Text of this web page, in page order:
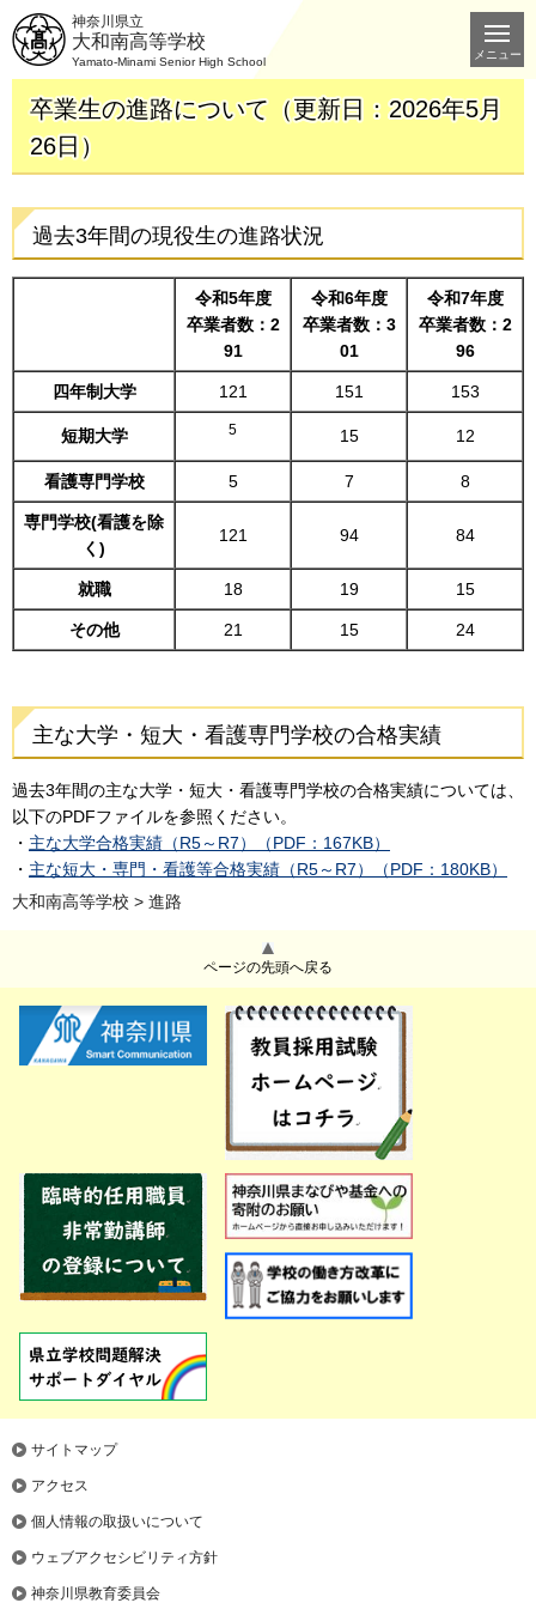
神奈川県立
大和南高等学校
Yamato-Minami Senior High School
メニュー
卒業生の進路について（更新日：2026年5月
26日）
過去3年間の現役生の進路状況
令和5年度
卒業者数：2
91
令和6年度
卒業者数：3
01
令和7年度
卒業者数：2
96
四年制大学 121 151 153
短期大学 5 15 12
看護専門学校 5 7 8
専門学校(看護を除
く)
121 94 84
就職 18 19 15
その他 21 15 24
主な大学・短大・看護専門学校の合格実績
過去3年間の主な大学・短大・看護専門学校の合格実績については、
以下のPDFファイルを参照ください。
・ 主な大学合格実績（R5～R7）（PDF：167KB）
・ 主な短大・専門・看護等合格実績（R5～R7）（PDF：180KB）
大和南高等学校 > 進路
ページの先頭へ戻る
サイトマップ
アクセス
個人情報の取扱いについて
ウェブアクセシビリティ方針
神奈川県教育委員会